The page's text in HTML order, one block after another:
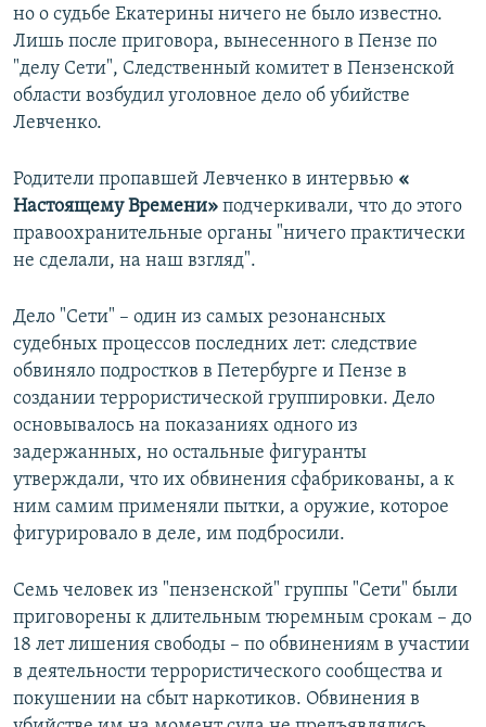
но о судьбе Екатерины ничего не было известно.
Лишь после приговора, вынесенного в Пензе по
"делу Сети", Следственный комитет в Пензенской
области возбудил уголовное дело об убийстве
Левченко.
Родители пропавшей Левченко в интервью «​
Настоящему Времени» подчеркивали, что до этого
правоохранительные органы "ничего практически
не сделали, на наш взгляд".
Дело "Сети" – один из самых резонансных
судебных процессов последних лет: следствие
обвиняло подростков в Петербурге и Пензе в
создании террористической группировки. Дело
основывалось на показаниях одного из
задержанных, но остальные фигуранты
утверждали, что их обвинения сфабрикованы, а к
ним самим применяли пытки, а оружие, которое
фигурировало в деле, им подбросили.
Семь человек из "пензенской" группы "Сети" были
приговорены к длительным тюремным срокам – до
18 лет лишения свободы – по обвинениям в участии
в деятельности террористического сообщества и
покушении на сбыт наркотиков. Обвинения в